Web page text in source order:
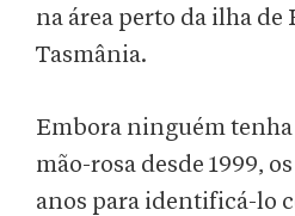
na área perto da ilha de
Tasmânia.
Embora ninguém
mão-rosa desde 1999,
anos para identificá-lo